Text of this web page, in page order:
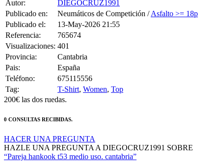
Autor:
DIEGOCRUZ1991
Publicado en:
Neumáticos de Competición /Asfalto >= 18p
Publicado el:
13-May-2026 21:55
Referencia:
765674
Visualizaciones: 401
Provincia:
Cantabria
Pais:
España
Teléfono:
675115556
Tag:
T-Shirt, Women, Top
200€ las dos ruedas.
0 CONSULTAS RECIBIDAS.
HACER UNA PREGUNTA
HAZLE UNA PREGUNTA A DIEGOCRUZ1991 SOBRE
“Pareja hankook t53 medio uso. cantabria”